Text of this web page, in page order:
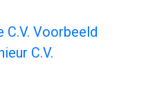
C.V. Voorbeeld
C.V.